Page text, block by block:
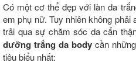
Có một cơ thể đẹp với làn da
em phụ nữ. Tuy nhiên không phải
trải qua sự chăm sóc da cẩn
dưỡng trắng da bodycần
tiêu biểu nhất: